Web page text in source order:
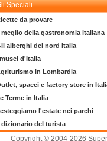
Speciali
da provare
meglio della gastronomia italiana
alberghi del nord Italia
d'Italia
in Lombardia
spacci e factory store in
Terme in Italia
l'estate nei parchi
dizionario del turista
Copyright © 2004-2026